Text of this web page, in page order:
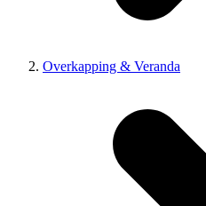
Overkapping & Veranda